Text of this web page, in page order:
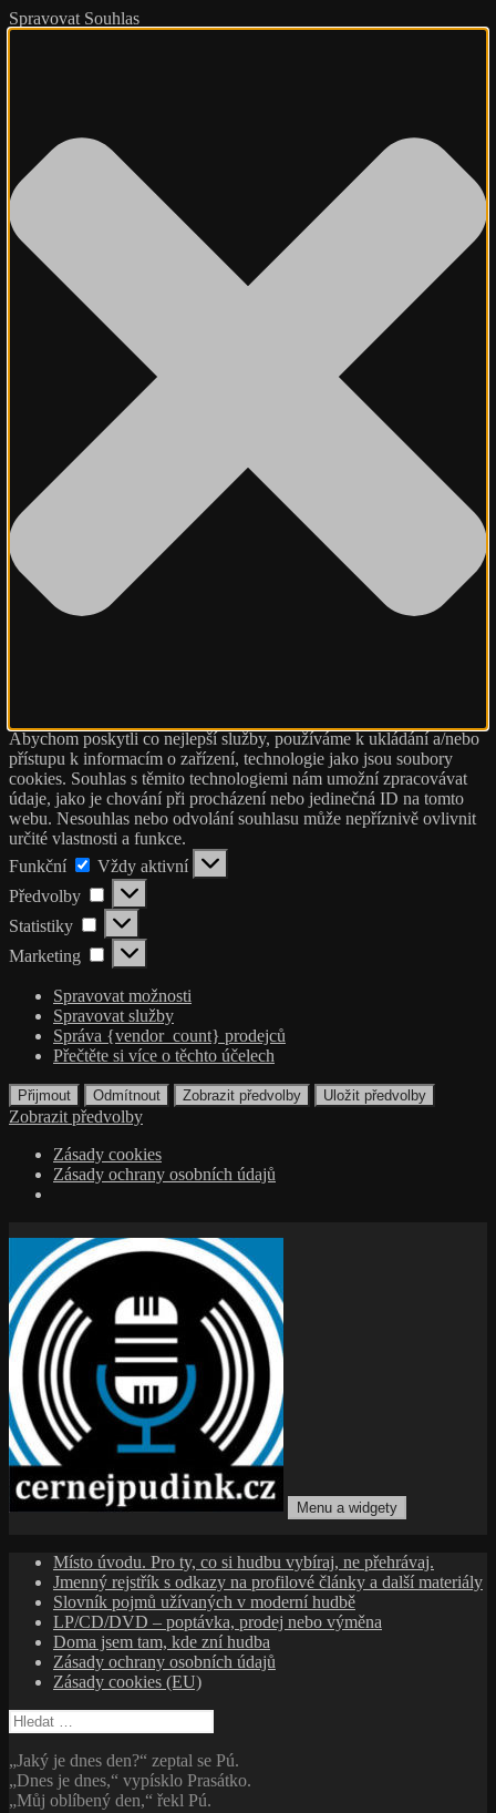
Spravovat Souhlas
Abychom poskytli co nejlepší služby, používáme k ukládání a/nebo
přístupu k informacím o zařízení, technologie jako jsou soubory
cookies. Souhlas s těmito technologiemi nám umožní zpracovávat
údaje, jako je chování při procházení nebo jedinečná ID na tomto
webu. Nesouhlas nebo odvolání souhlasu může nepříznivě ovlivnit
určité vlastnosti a funkce.
Funkční
Funkční
Vždy aktivní
Předvolby
Předvolby
Statistiky Statistiky
Marketing Marketing
Spravovat možnosti
Spravovat služby
Správa {vendor_count} prodejců
Přečtěte si více o těchto účelech
Přijmout Odmítnout Zobrazit předvolby Uložit předvolby
Zobrazit předvolby
Zásady cookies
Zásady ochrany osobních údajů
obsahu
webu
a albech s hlubším kontextem
Menu a widgety
Místo úvodu. Pro ty, co si hudbu vybíraj, ne přehrávaj.
Jmenný rejstřík s odkazy na profilové články a další materiály
Slovník pojmů užívaných v moderní hudbě
LP/CD/DVD – poptávka, prodej nebo výměna
Doma jsem tam, kde zní hudba
Zásady ochrany osobních údajů
Zásady cookies (EU)
Vyhledávání
„Jaký je dnes den?“ zeptal se Pú.
„Dnes je dnes,“ vypísklo Prasátko.
„Můj oblíbený den,“ řekl Pú.